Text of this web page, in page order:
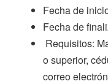
Fecha de
Fecha de
Requisitos:
o superior,
correo